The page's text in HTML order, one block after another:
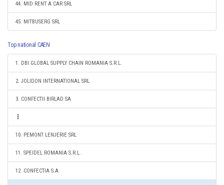
44. MID RENT A CAR SRL
45. MITBUSERG SRL
Top national CAEN
1. DBI GLOBAL SUPPLY CHAIN ROMANIA S.R.L.
2. JOLIDON INTERNATIONAL SRL
3. CONFECTII BIRLAD SA
10. PEMONT LENJERIE SRL
11. SPEIDEL ROMANIA S.R.L.
12. CONFECTIA S.A.